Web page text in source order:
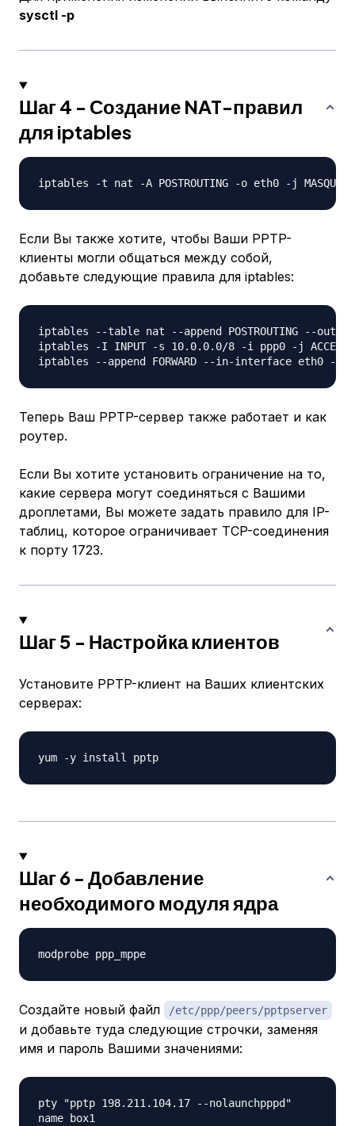
sysctl -p
Шаг 4 - Создание NAT-правил
для iptables
Если Вы также хотите, чтобы Ваши PPTP-
клиенты могли общаться между собой,
добавьте следующие правила для iptables:
iptables --table nat --append POSTROUTING --out-
iptables -I INPUT -s 10.0.0.0/8 -i ppp0 -j ACCEPT
Теперь Ваш PPTP-сервер также работает и как
роутер.
Если Вы хотите установить ограничение на то,
какие сервера могут соединяться с Вашими
дроплетами, Вы можете задать правило для IP-
таблиц, которое ограничивает TCP-соединения
к порту 1723.
Шаг 5 - Настройка клиентов
Установите PPTP-клиент на Ваших клиентских
серверах:
Шаг 6 - Добавление
необходимого модуля ядра
Создайте новый файл /etc/ppp/peers/pptpserver
и добавьте туда следующие строчки, заменяя
имя и пароль Вашими значениями:
pty "pptp 198.211.104.17 --nolaunchpppd"
name box1